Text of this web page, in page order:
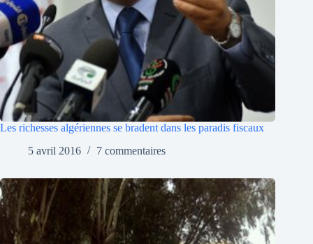
Les richesses algériennes se bradent dans les paradis fiscaux
5 avril 2016
7 commentaires